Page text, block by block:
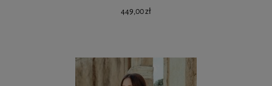
449,00 zł